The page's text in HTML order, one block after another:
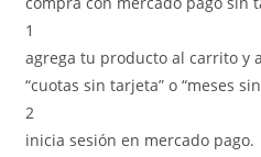
1
agrega tu producto al carrito y
“cuotas sin tarjeta” o “meses
2
inicia sesión en mercado pago.